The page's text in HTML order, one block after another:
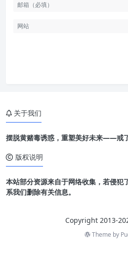
关于我们
摆脱黄赌毒诱惑，重塑美好未来——戒
版权说明
本站部分资源来自于网络收集，若侵犯
系我们删除有关信息。
Copyright 2013-
Theme by